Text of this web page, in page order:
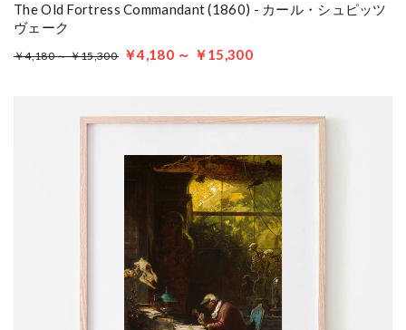
The Old Fortress Commandant (1860) - カール・シュピッツ
ヴェーク
￥4,180 ～ ￥15,300 ￥4,180 ～ ￥15,300